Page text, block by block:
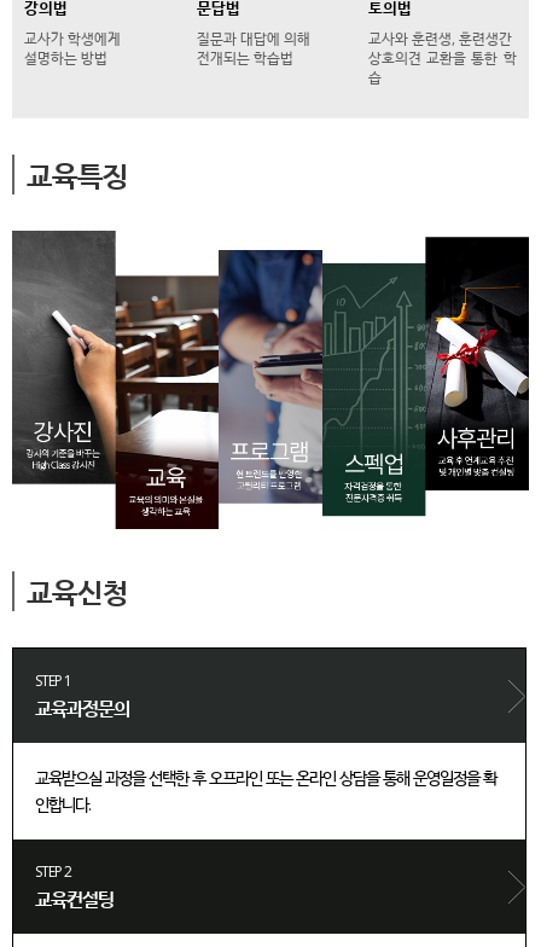
강의법
교사가 학생에게
설명하는 방법
문답법
질문과 대답에 의해
전개되는 학습법
토의법
교사와 훈련생, 훈련생간
상호의견 교환을 통한 학
습
교육특징
교육신청
STEP 1
교육과정문의
교육받으실 과정을 선택한 후 오프라인 또는 온라인 상담을 통해 운영일정을 확
인합니다.
STEP 2
교육컨설팅